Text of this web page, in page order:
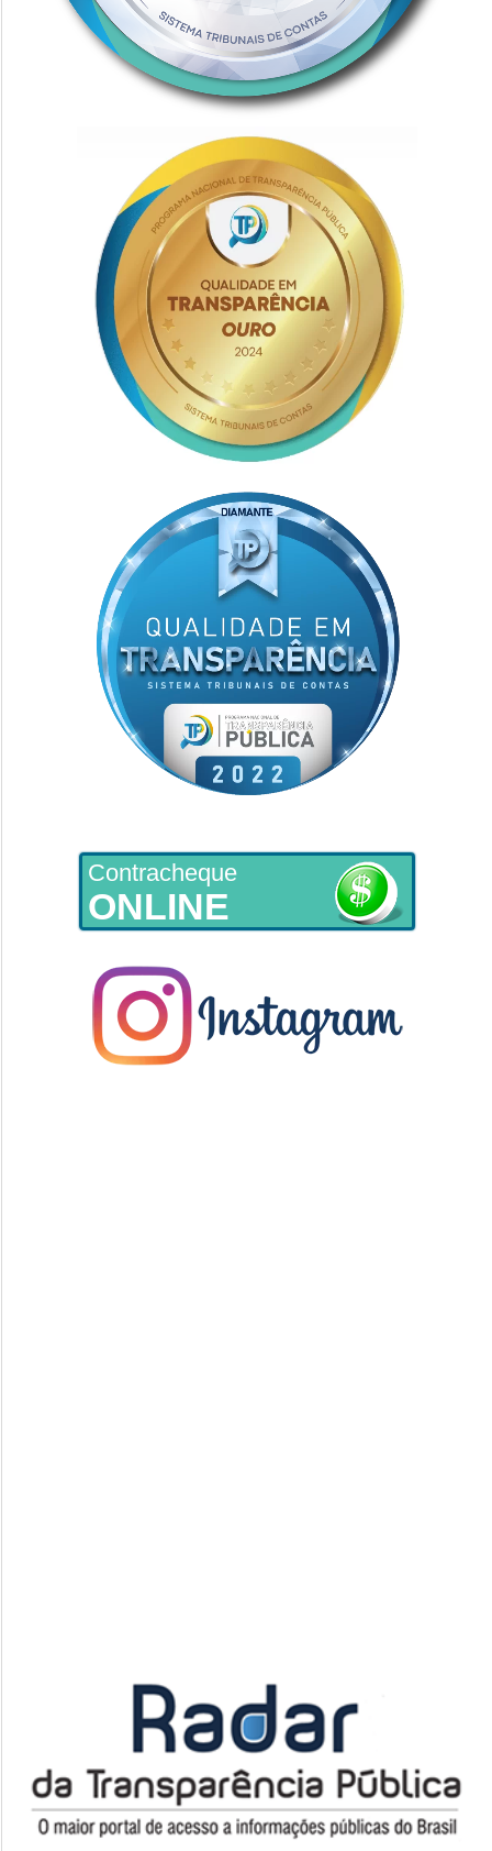
Contracheque
ONLINE